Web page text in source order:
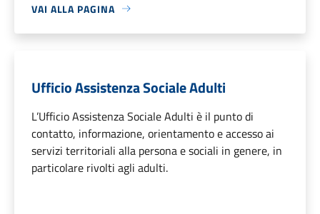
VAI ALLA PAGINA
Ufficio Assistenza Sociale Adulti
L’Ufficio Assistenza Sociale Adulti è il punto di
contatto, informazione, orientamento e accesso ai
servizi territoriali alla persona e sociali in genere, in
particolare rivolti agli adulti.